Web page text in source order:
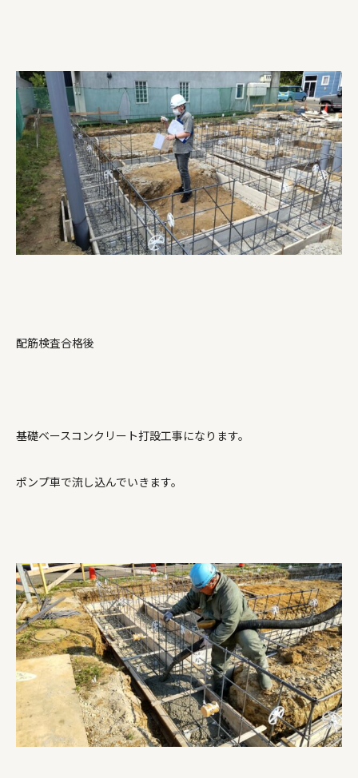
配筋検査合格後
基礎ベースコンクリート打設工事になります。
ポンプ車で流し込んでいきます。